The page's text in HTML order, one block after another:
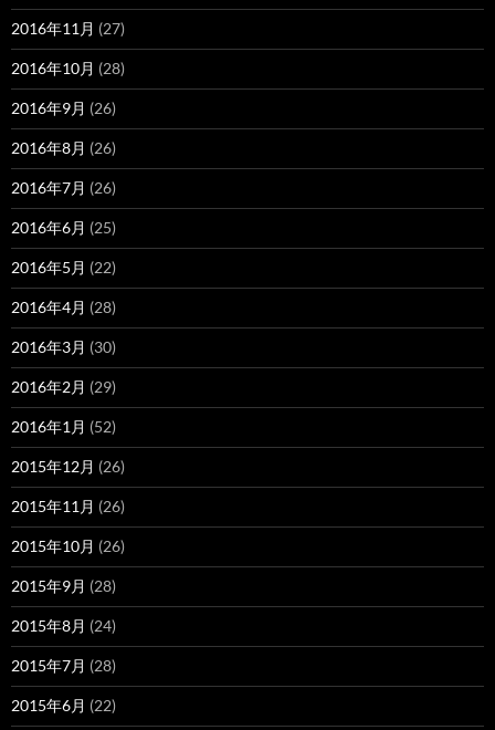
2016年11月 (27)
2016年10月 (28)
2016年9月 (26)
2016年8月 (26)
2016年7月 (26)
2016年6月 (25)
2016年5月 (22)
2016年4月 (28)
2016年3月 (30)
2016年2月 (29)
2016年1月 (52)
2015年12月 (26)
2015年11月 (26)
2015年10月 (26)
2015年9月 (28)
2015年8月 (24)
2015年7月 (28)
2015年6月 (22)